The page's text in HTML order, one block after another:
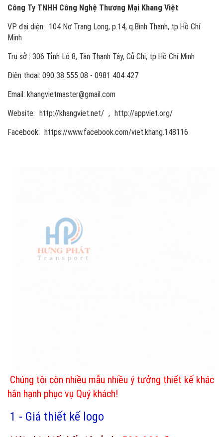
Công Ty TNHH Công Nghệ Thương Mại Khang Việt
VP đại diện: 104 Nơ Trang Long, p.14, q.Bình Thạnh, tp.Hồ Chí
Minh
Trụ sở : 306 Tỉnh Lộ 8, Tân Thạnh Tây, Củ Chi, tp.Hồ Chí Minh
Điện thoại: 090 38 555 08 - 0981 404 427
Email: khangvietmaster@gmail.com
Website: http://khangviet.net/ , http://appviet.org/
Facebook: https://www.facebook.com/viet.khang.148116
Chúng tôi còn nhiều mẫu nhiều ý tưởng thiết kế khác
hân hạnh phục vụ Quý khách!
1 - Giá thiết kế logo